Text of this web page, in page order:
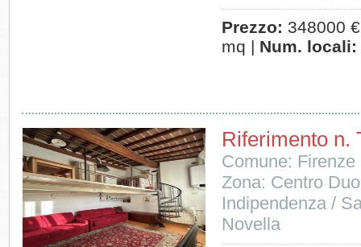
Prezzo: 348000
mq | Num. locali:
Riferimento n.
Comune: Firenze
Zona: Centro
Indipendenza /
Novella